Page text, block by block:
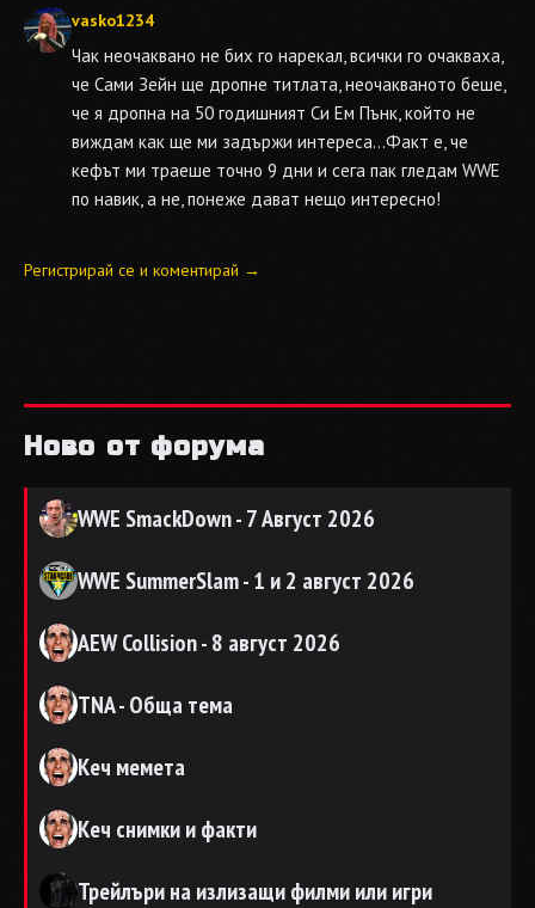
vasko1234
Чак неочаквано не бих го нарекал, всички го очакваха,
че Сами Зейн ще дропне титлата, неочакваното беше,
че я дропна на 50 годишният Си Ем Пънк, който не
виждам как ще ми задържи интереса...Факт е, че
кефът ми траеше точно 9 дни и сега пак гледам WWE
по навик, а не, понеже дават нещо интересно!
Регистрирай се и коментирай →
Ново от форума
WWE SmackDown - 7 Август 2026
WWE SummerSlam - 1 и 2 август 2026
AEW Collision - 8 август 2026
TNA - Обща тема
Кеч мемета
Кеч снимки и факти
Трейлъри на излизащи филми или игри